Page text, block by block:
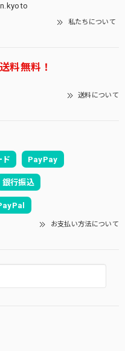
私たちについて
料無料！
送料について
ド PayPay
銀行振込
お支払い方法について